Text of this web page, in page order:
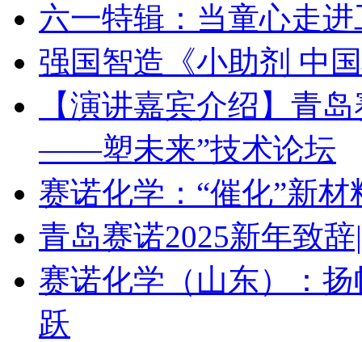
六一特辑：当童心走
强国智造《小助剂 中
【演讲嘉宾介绍】青
——塑未来”技术论坛
赛诺化学：“催化”新
青岛赛诺2025新年致
赛诺化学（山东）：
跃